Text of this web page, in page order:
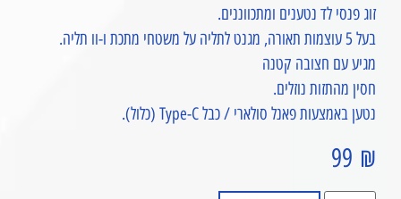
זוג פנסי לד נטענים ומתכווננים.
בעל 5 עוצמות תאורה, מגנט לתליה על משטחי מתכת ו-וו תליה.
מגיע עם חצובה קטנה
חסין מהתזות נוזלים.
נטען באמצעות פאנל סולארי / כבל Type-C (כלול).
99 ₪